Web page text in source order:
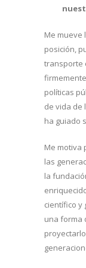
Me mueve
posición,
transporte
políticas
de vida de
ha guiado
Me motiva
las
la
científico y
una forma
generacion